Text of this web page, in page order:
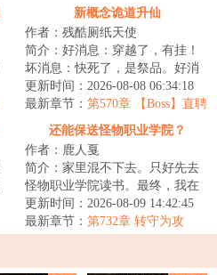
新概念诡道升仙
作者：残酷厕纸天使
简介：好消息：穿越了，有挂！
坏消息：快死了，是祭品。好消
息：我已成功奴役了邪神！…打
开为入侵仙界而...
更新时间：2026-08-08 06:34:18
最新章节： 第570章 【Boss】直聘
还能保送怪物职业学院？
作者：鹿人戛
简介：家里混不下去。只好先去
怪物职业学院读书。最终，我在
大家一声声天才的称赞中迷失了
自己，走上了不...
更新时间：2026-08-09 14:42:45
最新章节： 第732章 转守为攻